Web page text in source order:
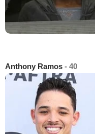
Anthony Ramos - 40